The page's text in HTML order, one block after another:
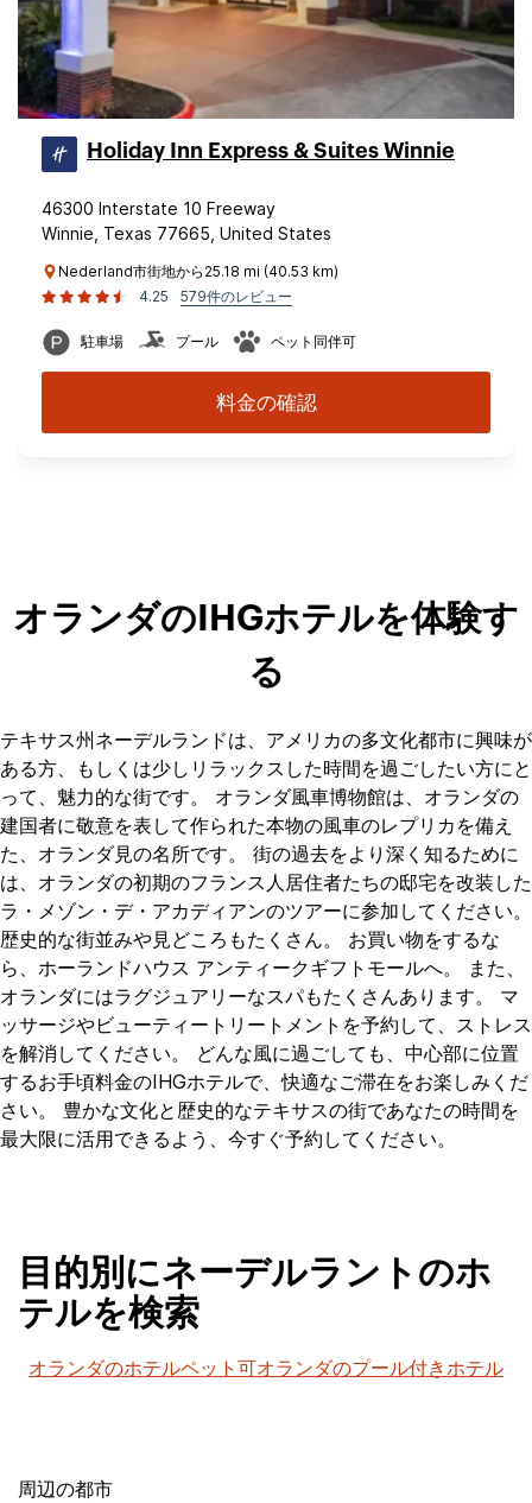
Holiday Inn Express & Suites Winnie
46300 Interstate 10 Freeway
Winnie, Texas 77665, United States
Nederland市街地から25.18 mi (40.53 km)
4.25
579件のレビュー
駐車場 プール ペット同伴可
料金の確認
オランダのIHGホテルを体験す
る
テキサス州ネーデルランドは、アメリカの多文化都市に興味が
ある方、もしくは少しリラックスした時間を過ごしたい方にと
って、魅力的な街です。 オランダ風車博物館は、オランダの
建国者に敬意を表して作られた本物の風車のレプリカを備え
た、オランダ見の名所です。 街の過去をより深く知るために
は、オランダの初期のフランス人居住者たちの邸宅を改装した
ラ・メゾン・デ・アカディアンのツアーに参加してください。
歴史的な街並みや見どころもたくさん。 お買い物をするな
ら、ホーランドハウス アンティークギフトモールへ。 また、
オランダにはラグジュアリーなスパもたくさんあります。 マ
ッサージやビューティートリートメントを予約して、ストレス
を解消してください。 どんな風に過ごしても、中心部に位置
するお手頃料金のIHGホテルで、快適なご滞在をお楽しみくだ
さい。 豊かな文化と歴史的なテキサスの街であなたの時間を
最大限に活用できるよう、今すぐ予約してください。
目的別にネーデルラントのホ
テルを検索
オランダのホテルペット可オランダのプール付きホテル
周辺の都市